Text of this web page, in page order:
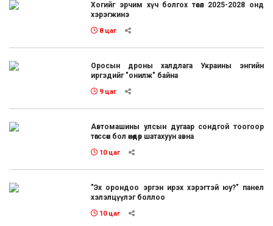
Хогийг эрчим хүч болгох төсөл 2025-2028 онд
хэрэгжинэ
8 цаг
Оросын дроны халдлага Украины энгийн
иргэдийг "онилж" байна
9 цаг
Автомашины улсын дугаар сондгой тоогоор
төгссөн бол өнөөдөр шатахуун авна
10 цаг
"Эх орондоо эргэн ирэх хэрэгтэй юу?" панел
хэлэлцүүлэг боллоо
10 цаг